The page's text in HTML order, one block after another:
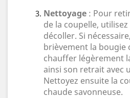
Nettoyage : Pour
de la coupelle,
décoller. Si
brièvement la
chauffer légèrement
ainsi son retrait avec
Nettoyez ensuite la
chaude savonneuse.